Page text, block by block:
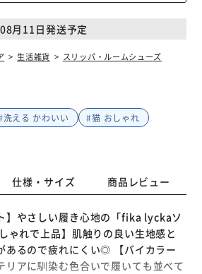
08月11日発送予定
生活雑貨
スリッパ・ルームシューズ
洗える かわいい
#猫 おしゃれ
仕様・サイズ 商品レビュー
】やさしい履き心地の「fika lyckaソ
ゃれで上品】肌触りの良い生地感と
あるので疲れにくい◎ 【バイカラー
リアに馴染む色合いで履いても並べて